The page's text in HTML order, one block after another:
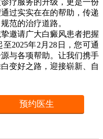
过实实在在的帮助，传递
范的治疗道路。
邀请广大白癜风患者把握
2025年2月28日，您可通
与各项帮助。让我们携手
变好之路，迎接崭新、自
预约医生